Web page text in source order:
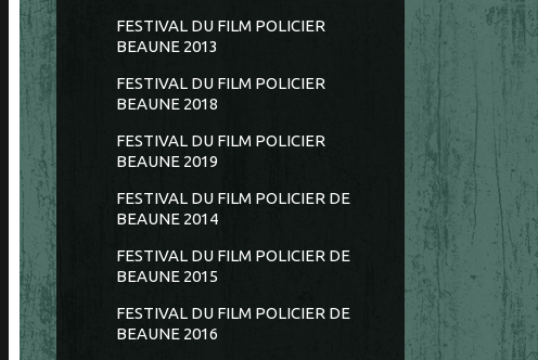
FESTIVAL DU FILM POLICIER
BEAUNE 2013
FESTIVAL DU FILM POLICIER
BEAUNE 2018
FESTIVAL DU FILM POLICIER
BEAUNE 2019
FESTIVAL DU FILM POLICIER DE
BEAUNE 2014
FESTIVAL DU FILM POLICIER DE
BEAUNE 2015
FESTIVAL DU FILM POLICIER DE
BEAUNE 2016